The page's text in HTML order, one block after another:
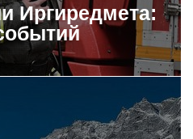
Иргиредмета: